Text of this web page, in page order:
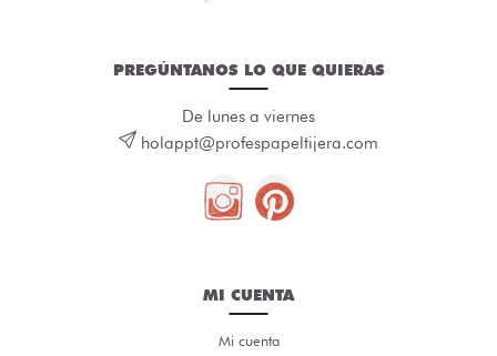
PREGÚNTANOS LO QUE QUIERAS
De lunes a viernes
holappt@profespapeltijera.com
MI CUENTA
Mi cuenta